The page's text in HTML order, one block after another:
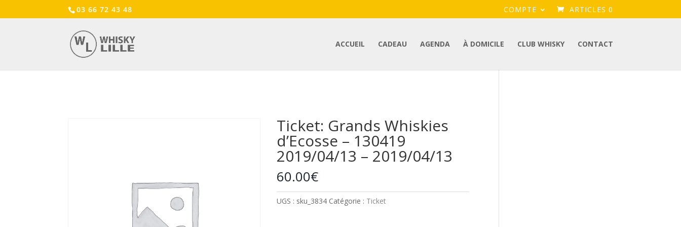
03 66 72 43 48 COMPTE ARTICLES 0
ACCUEIL CADEAU AGENDA À DOMICILE CLUB WHISKY CONTACT
Ticket: Grands Whiskies
d’Ecosse – 130419
2019/04/13 – 2019/04/13
60.00€
UGS : sku_3834 Catégorie : Ticket